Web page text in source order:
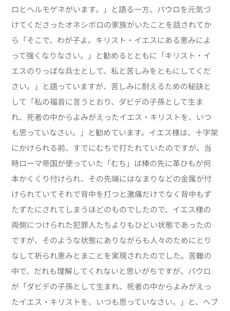
ロとヘルモゲネがいます。」と語る一方、パウロを元気づ
けてくださったオネシボロの家族がいたことを話されてか
ら「そこで、わが子よ。キリスト・イエスにある恵みによ
って強くなりなさい。」と勧めるとともに「キリスト・イ
エスのりっぱな兵士として、私と苦しみをともにしてくだ
さい。」と語っていますが、苦しみに耐えるための秘訣と
して「私の福音に言うとおり、ダビデの子孫として生ま
れ、死者の中からよみがえったイエス・キリストを、いつ
も思っていなさい。」と勧めています。イエス様は、十字架
にかけられる前、すでにむちで打たれていたのですが、当
時ローマ帝国が使っていた「むち」は棒の先に革ひもが何
本かくくり付けられ、その先端にはなまりなどの金属が付
けられていてそれで背中を打つと激痛だけでなく背中もず
たずたにされてしまうほどのものでしたので、イエス様の
両側につけられた犯罪人たちよりもひどい状態であったの
ですが、そのような状態にありながらも人々のためにとり
なして祈られ恵みとまことを実現されたのでした。苦難の
中で、だれも理解してくれないと思いがちですが、パウロ
が「ダビデの子孫として生まれ、死者の中からよみがえっ
たイエス・キリストを、いつも思っていなさい。」と、ヘブ